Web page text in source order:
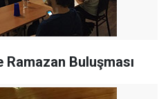
Buluşması